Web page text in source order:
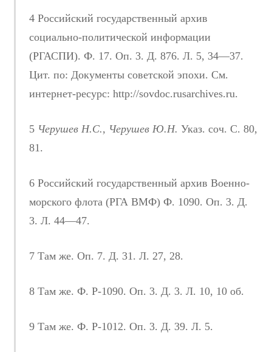
4 Российский государственный архив
социально-политической информации
(РГАСПИ). Ф. 17. Оп. 3. Д. 876. Л. 5, 34—37.
Цит. по: Документы советской эпохи. См.
интернет-ресурс: http://sovdoc.rusarchives.ru.
5 Черушев Н.С., Черушев Ю.Н. Указ. соч. С. 80,
81.
6 Российский государственный архив Военно-
морского флота (РГА ВМФ) Ф. 1090. Оп. 3. Д.
3. Л. 44—47.
7 Там же. Оп. 7. Д. 31. Л. 27, 28.
8 Там же. Ф. Р-1090. Оп. 3. Д. 3. Л. 10, 10 об.
9 Там же. Ф. Р-1012. Оп. 3. Д. 39. Л. 5.